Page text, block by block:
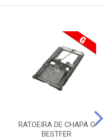
RATOEIRA DE CHAPA G
BESTFER